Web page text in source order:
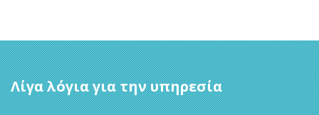
Λίγα λόγια για την υπηρεσία